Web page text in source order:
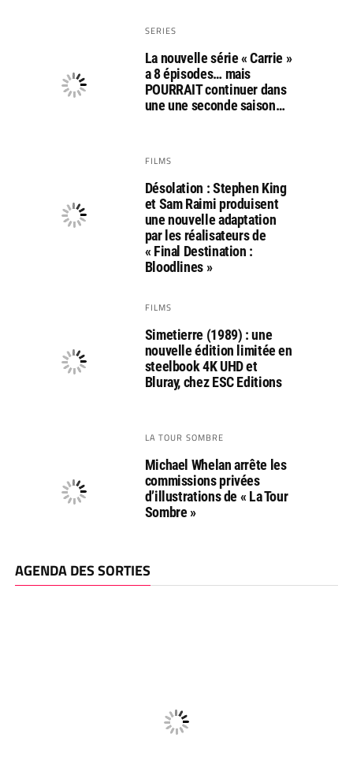
SERIES
La nouvelle série « Carrie »
a 8 épisodes… mais
POURRAIT continuer dans
une une seconde saison…
FILMS
Désolation : Stephen King
et Sam Raimi produisent
une nouvelle adaptation
par les réalisateurs de
« Final Destination :
Bloodlines »
FILMS
Simetierre (1989) : une
nouvelle édition limitée en
steelbook 4K UHD et
Bluray, chez ESC Editions
LA TOUR SOMBRE
Michael Whelan arrête les
commissions privées
d’illustrations de « La Tour
Sombre »
AGENDA DES SORTIES